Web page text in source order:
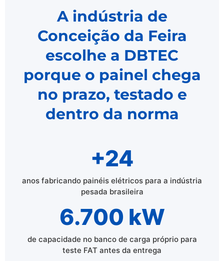
A indústria de
Conceição da Feira
escolhe a DBTEC
porque o painel chega
no prazo, testado e
dentro da norma
+24
anos fabricando painéis elétricos para a indústria
pesada brasileira
6.700 kW
de capacidade no banco de carga próprio para
teste FAT antes da entrega